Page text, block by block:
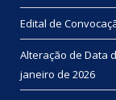
Edital de
Alteração de Data
janeiro de 2026